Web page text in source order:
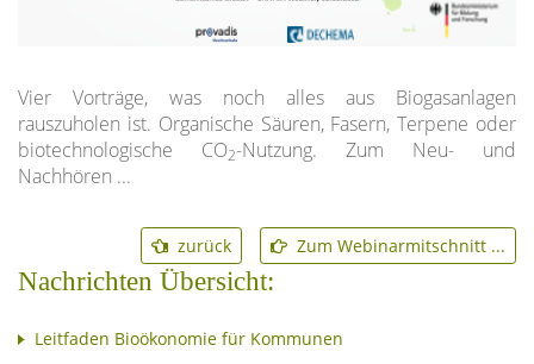
Vier Vorträge, was noch alles aus Biogasanlagen
rauszuholen ist. Organische Säuren, Fasern, Terpene oder
biotechnologische CO2-Nutzung. Zum Neu- und
Nachhören ...
zurück Zum Webinarmitschnitt ...
Nachrichten Übersicht:
Leitfaden Bioökonomie für Kommunen